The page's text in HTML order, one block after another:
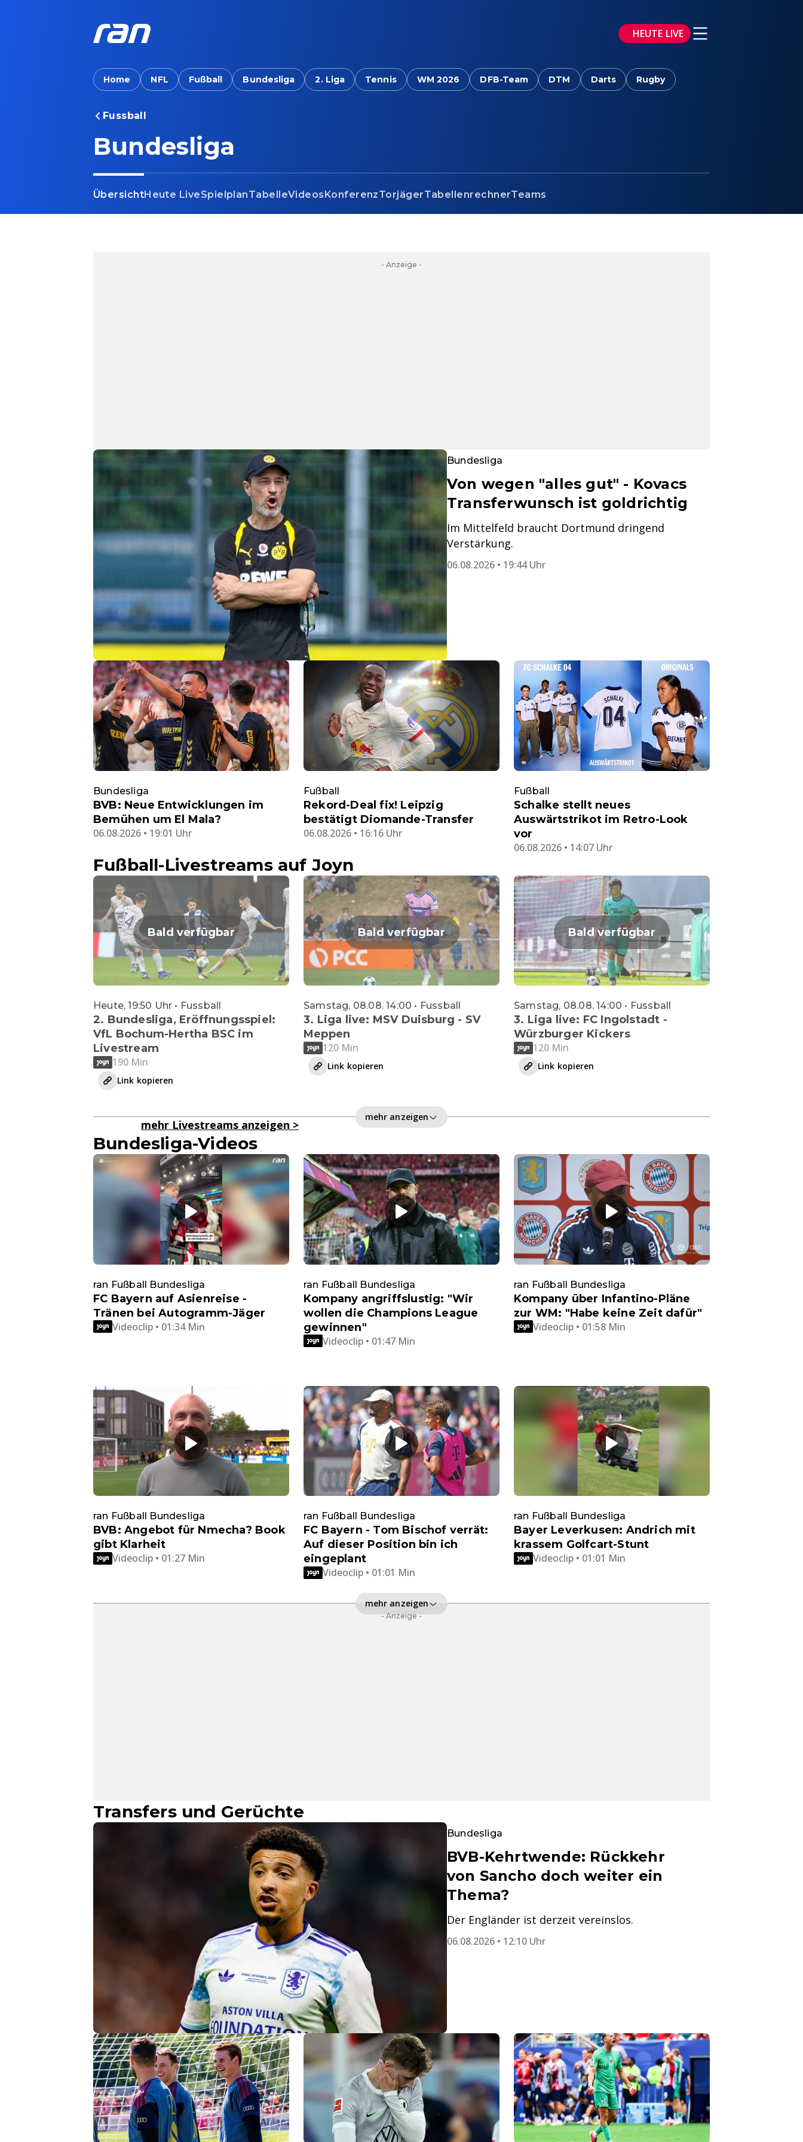
HEUTE LIVE
Home NFL Fußball Bundesliga 2. Liga Tennis WM 2026 DFB-Team DTM Darts Rugby
Fussball
Bundesliga
ÜbersichtHeute LiveSpielplanTabelleVideosKonferenzTorjägerTabellenrechnerTeams
- Anzeige -
Bundesliga
Von wegen "alles gut" - Kovacs
Transferwunsch ist goldrichtig
Im Mittelfeld braucht Dortmund dringend
Verstärkung.
06.08.2026 • 19:44 Uhr
Bundesliga
BVB: Neue Entwicklungen im
Bemühen um El Mala?
06.08.2026 • 19:01 Uhr
Fußball
Rekord-Deal fix! Leipzig
bestätigt Diomande-Transfer
06.08.2026 • 16:16 Uhr
Fußball
Schalke stellt neues
Auswärtstrikot im Retro-Look
vor
06.08.2026 • 14:07 Uhr
Fußball-Livestreams auf Joyn
Bald verfügbar
Heute, 19:50 Uhr • Fussball
2. Bundesliga, Eröffnungsspiel:
VfL Bochum-Hertha BSC im
Livestream
190 Min
Link kopieren
Bald verfügbar
Samstag, 08.08. 14:00 • Fussball
3. Liga live: MSV Duisburg - SV
Meppen
120 Min
Link kopieren
Bald verfügbar
Samstag, 08.08. 14:00 • Fussball
3. Liga live: FC Ingolstadt -
Würzburger Kickers
120 Min
Link kopieren
mehr anzeigen
mehr Livestreams anzeigen >
Bundesliga-Videos
ran Fußball Bundesliga
FC Bayern auf Asienreise -
Tränen bei Autogramm-Jäger
Videoclip • 01:34 Min
ran Fußball Bundesliga
Kompany angriffslustig: "Wir
wollen die Champions League
gewinnen"
Videoclip • 01:47 Min
ran Fußball Bundesliga
Kompany über Infantino-Pläne
zur WM: "Habe keine Zeit dafür"
Videoclip • 01:58 Min
ran Fußball Bundesliga
BVB: Angebot für Nmecha? Book
gibt Klarheit
Videoclip • 01:27 Min
ran Fußball Bundesliga
FC Bayern - Tom Bischof verrät:
Auf dieser Position bin ich
eingeplant
Videoclip • 01:01 Min
ran Fußball Bundesliga
Bayer Leverkusen: Andrich mit
krassem Golfcart-Stunt
Videoclip • 01:01 Min
mehr anzeigen
- Anzeige -
Transfers und Gerüchte
Bundesliga
BVB-Kehrtwende: Rückkehr
von Sancho doch weiter ein
Thema?
Der Engländer ist derzeit vereinslos.
06.08.2026 • 12:10 Uhr